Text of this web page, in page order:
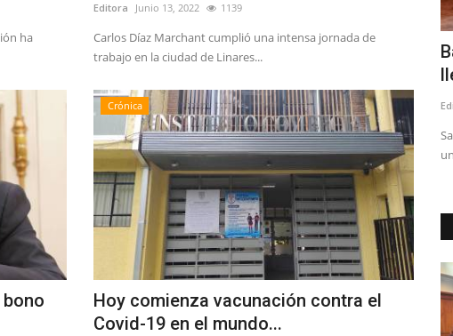
ha
Editora Junio 13, 2022 1139
Carlos Díaz Marchant cumplió una intensa jornada de
trabajo en la ciudad de Linares...
Crónica
Hoy comienza vacunación contra el
Covid-19 en el mundo...
Con miles de asistentes disfrutando
Editora Agosto 1, 2026 200
Por decimosexto año, Talca se convierte en el epicentro de la
fiesta de inverno...